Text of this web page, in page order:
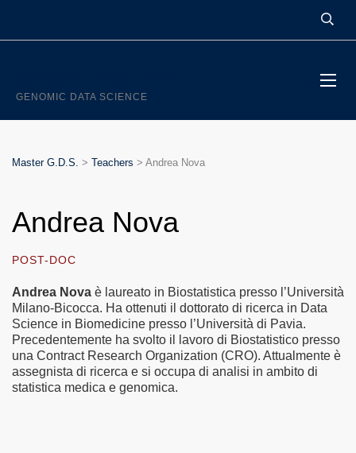
GENOMIC DATA SCIENCE
Master G.D.S. > Teachers > Andrea Nova
Andrea Nova
POST-DOC
Andrea Nova è laureato in Biostatistica presso l’Università
Milano-Bicocca. Ha ottenuti il dottorato di ricerca in Data
Science in Biomedicine presso l’Università di Pavia.
Precedentemente ha svolto il lavoro di Biostatistico presso
una Contract Research Organization (CRO). Attualmente è
assegnista di ricerca e si occupa di analisi in ambito di
statistica medica e genomica.